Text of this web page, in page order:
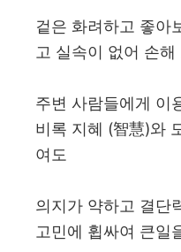
겉은 화려하고 좋아
고 실속이 없어 손
주변 사람들에게 이
비록 지혜 (智慧)와
여도
의지가 약하고 결단
고민에 휩싸여 큰일